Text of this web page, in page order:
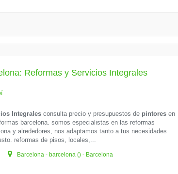
Reformas y Servicios Integrales
Integrales consulta precio y presupuestos de pintores en
barcelona. somos especialistas en las reformas
y alrededores, nos adaptamos tanto a tus necesidades
reformas de pisos, locales,...
Barcelona - barcelona () - Barcelona